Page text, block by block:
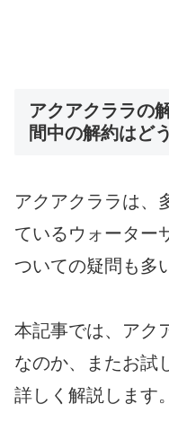
アクアクララの
間中の解約はど
アクアクララは、
ているウォーター
ついての疑問も多
本記事では、アク
なのか、またお試
詳しく解説します。